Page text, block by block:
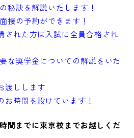
訣を解説いたします！
の予約ができます！
れた方は入試に全員合格され
な奨学金についての解説をいた
渡しします
時間を設けています！
間までに東京校までお越しくだ